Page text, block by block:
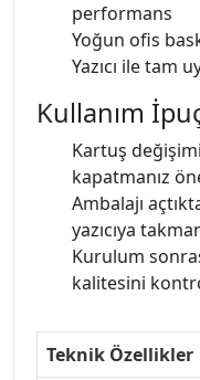
performans
Yoğun ofis
Yazıcı ile tam
Kullanım
Kartuş değişimi
kapatmanız
Ambalajı
yazıcıya
Kurulum
kalitesini
Teknik Özellikler